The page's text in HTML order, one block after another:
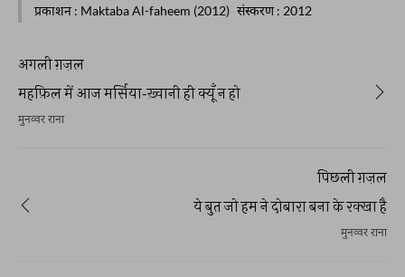
प्रकाशन : Maktaba Al-faheem (2012) संस्करण: 2012
अगली ग़ज़ल
महफ़िल में आज मर्सिया-ख़्वानी ही क्यूँ न हो
मुनव्वर राना
पिछली ग़ज़ल
ये बुत जो हम ने दोबारा बना के रक्खा है
मुनव्वर राना